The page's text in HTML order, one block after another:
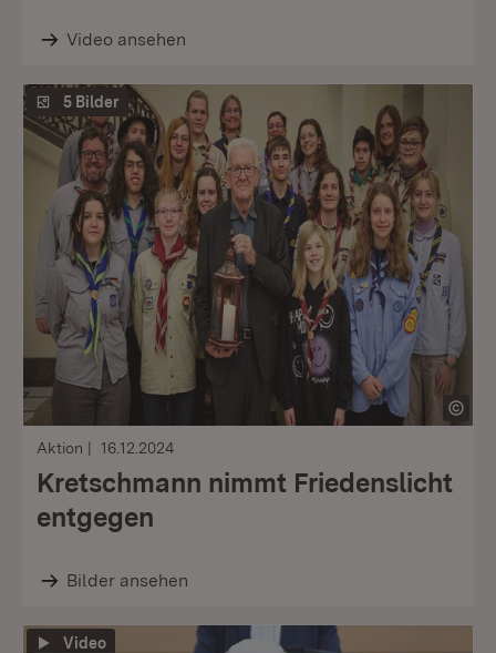
Video ansehen
5 Bilder
Aktion 16.12.2024
Kretschmann nimmt Friedenslicht
entgegen
Bilder ansehen
Video